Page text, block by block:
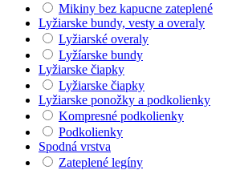
Mikiny bez kapucne zateplené
Lyžiarske bundy, vesty a overaly
Lyžiarské overaly
Lyžíarske bundy
Lyžiarske čiapky
Lyžiarske čiapky
Lyžiarske ponožky a podkolienky
Kompresné podkolienky
Podkolienky
Spodná vrstva
Zateplené legíny